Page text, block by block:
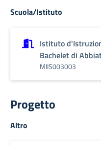
Scuola/Istituto
Istituto
Bachelet di
MIIS003003
Progetto
Altro